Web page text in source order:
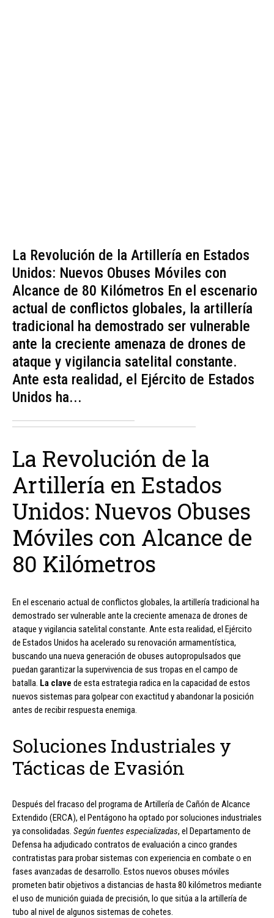
La Revolución de la Artillería en Estados
Unidos: Nuevos Obuses Móviles con
Alcance de 80 Kilómetros En el escenario
actual de conflictos globales, la artillería
tradicional ha demostrado ser vulnerable
ante la creciente amenaza de drones de
ataque y vigilancia satelital constante.
Ante esta realidad, el Ejército de Estados
Unidos ha...
La Revolución de la
Artillería en Estados
Unidos: Nuevos Obuses
Móviles con Alcance de
80 Kilómetros
En el escenario actual de conflictos globales, la artillería tradicional ha
demostrado ser vulnerable ante la creciente amenaza de drones de
ataque y vigilancia satelital constante. Ante esta realidad, el Ejército
de Estados Unidos ha acelerado su renovación armamentística,
buscando una nueva generación de obuses autopropulsados que
puedan garantizar la supervivencia de sus tropas en el campo de
batalla. La clave de esta estrategia radica en la capacidad de estos
nuevos sistemas para golpear con exactitud y abandonar la posición
antes de recibir respuesta enemiga.
Soluciones Industriales y
Tácticas de Evasión
Después del fracaso del programa de Artillería de Cañón de Alcance
Extendido (ERCA), el Pentágono ha optado por soluciones industriales
ya consolidadas. Según fuentes especializadas, el Departamento de
Defensa ha adjudicado contratos de evaluación a cinco grandes
contratistas para probar sistemas con experiencia en combate o en
fases avanzadas de desarrollo. Estos nuevos obuses móviles
prometen batir objetivos a distancias de hasta 80 kilómetros mediante
el uso de munición guiada de precisión, lo que sitúa a la artillería de
tubo al nivel de algunos sistemas de cohetes.